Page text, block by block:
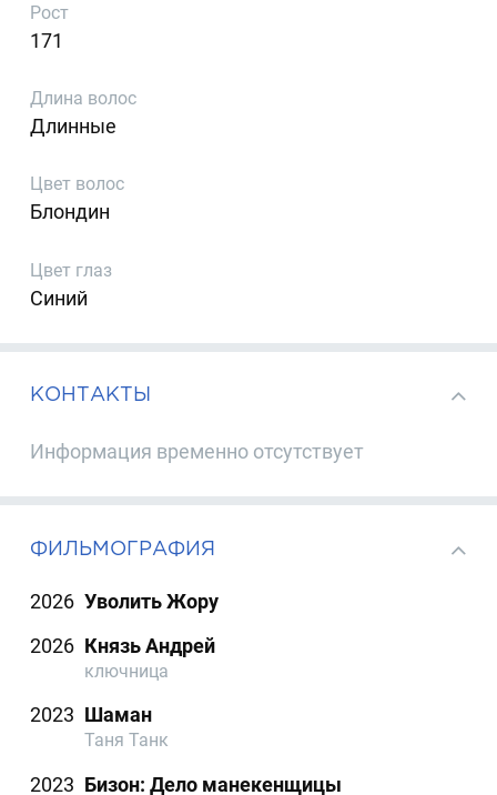
Рост
171
Длина волос
Длинные
Цвет волос
Блондин
Цвет глаз
Синий
КОНТАКТЫ
Информация временно отсутствует
ФИЛЬМОГРАФИЯ
2026 Уволить Жору
2026 Князь Андрей
ключница
2023 Шаман
Таня Танк
2023 Бизон: Дело манекенщицы